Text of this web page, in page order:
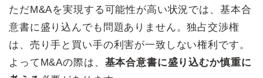
ただM&Aを実現する可能性が高い状況では、基本合
意書に盛り込んでも問題ありません。独占交渉権
は、売り手と買い手の利害が一致しない権利です。
よってM&Aの際は、 基本合意書に盛り込むか慎重に